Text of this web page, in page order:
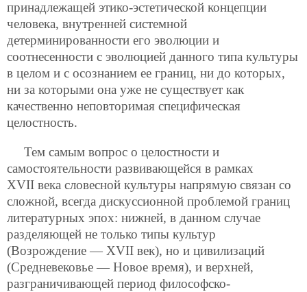
принадлежащей этико-эстетической концепции
человека, внутренней системной
детерминированности его эволюции и
соотнесенности с эволюцией данного типа культуры
в целом и с осознанием ее границ, ни до которых,
ни за которыми она уже не существует как
качественно неповторимая специфическая
целостность.
Тем самым вопрос о целостности и
самостоятельности развивающейся в рамках
XVII века словесной культуры напрямую связан со
сложной, всегда дискуссионной проблемой границ
литературных эпох: нижней, в данном случае
разделяющей не только типы культур
(Возрождение — XVII век), но и цивилизаций
(Средневековье — Новое время), и верхней,
разграничивающей период философско-